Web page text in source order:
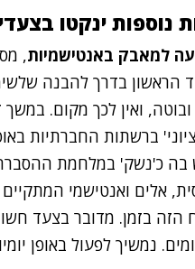
נוספות ינקטו
למאבק באנטישמיות,
הראשון בדרך להבנה
ואין לכך מקום. במשך
ברשתות החברתיות
אלים ואנטישמי
הזה בזמן. מדובר בצעד
נמשיך לפעול באופן